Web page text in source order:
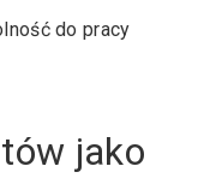
do pracy
jako